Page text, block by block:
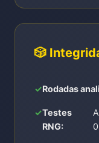
🎲
Rodadas
Testes
RNG: